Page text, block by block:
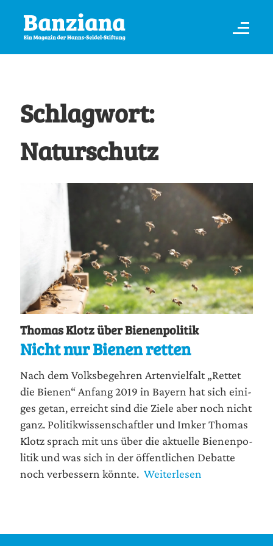
Schlagwort:
Naturschutz
Thomas Klotz über Bienenpolitik
Nicht nur Bienen retten
Nach dem Volks­be­geh­ren Arten­viel­falt „Ret­tet
die Bie­nen“ Anfang 2019 in Bay­ern hat sich eini­
ges getan, erreicht sind die Zie­le aber noch nicht
ganz. Poli­tik­wis­sen­schaft­ler und Imker Tho­mas
Klotz sprach mit uns über die aktu­el­le Bie­nen­po­
li­tik und was sich in der öffent­li­chen Debat­te
noch ver­bes­sern könnte. Weiterlesen